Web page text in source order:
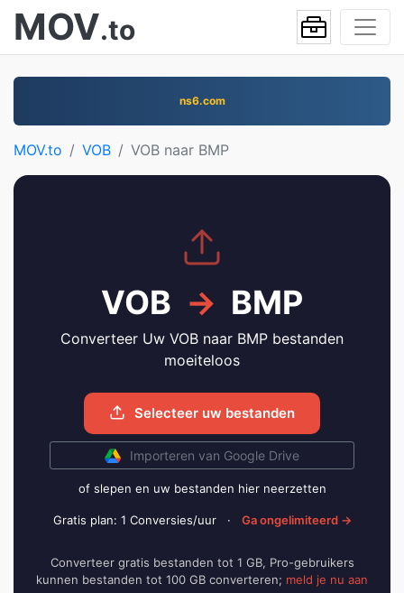
MOV.to
ns6.com
MOV.to VOB VOB naar BMP
VOB → BMP
Converteer Uw VOB naar BMP bestanden
moeiteloos
Selecteer uw bestanden
Importeren van Google Drive
of slepen en uw bestanden hier neerzetten
Gratis plan: 1 Conversies/uur · Ga ongelimiteerd →
Converteer gratis bestanden tot 1 GB, Pro-gebruikers
kunnen bestanden tot 100 GB converteren; meld je nu aan